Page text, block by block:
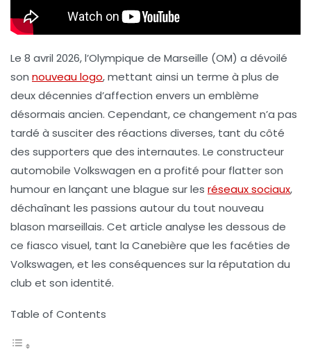
Le 8 avril 2026, l’Olympique de Marseille (OM) a dévoilé
son nouveau logo, mettant ainsi un terme à plus de
deux décennies d’affection envers un emblème
désormais ancien. Cependant, ce changement n’a pas
tardé à susciter des réactions diverses, tant du côté
des supporters que des internautes. Le constructeur
automobile Volkswagen en a profité pour flatter son
humour en lançant une blague sur les réseaux sociaux,
déchaînant les passions autour du tout nouveau
blason marseillais. Cet article analyse les dessous de
ce fiasco visuel, tant la Canebière que les facéties de
Volkswagen, et les conséquences sur la réputation du
club et son identité.
Table of Contents